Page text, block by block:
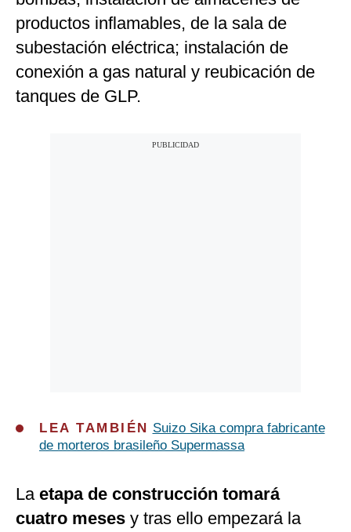
productos inflamables, de la sala de
subestación eléctrica; instalación de
conexión a gas natural y reubicación de
tanques de GLP.
LEA TAMBIÉN
Suizo Sika compra fabricante
de morteros brasileño Supermassa
Laetapa de construcción tomará
cuatro meses y tras ello empezará la